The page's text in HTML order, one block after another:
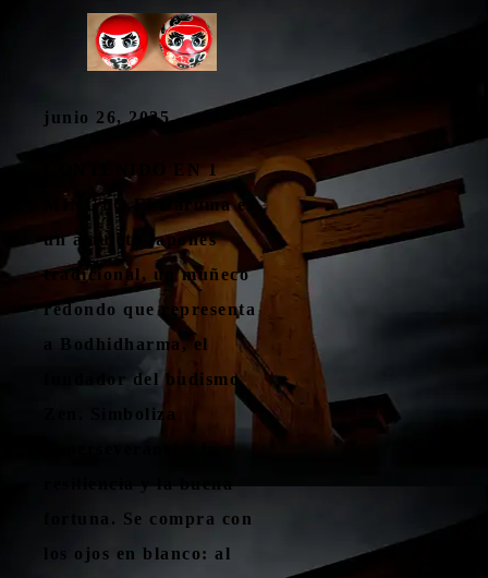
junio 26, 2025
CONTENIDO EN 1
MINUTO El Daruma es
un amuleto japonés
tradicional, un muñeco
redondo que representa
a Bodhidharma, el
fundador del budismo
Zen. Simboliza
resiliencia y la buena
fortuna. Se compra con
los ojos en blanco: al